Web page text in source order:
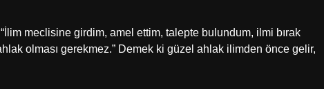
meclisine girdim, amel ettim, talepte bulundum, ilmi bırak
olması gerekmez.” Demek ki güzel ahlak ilimden önce gelir,